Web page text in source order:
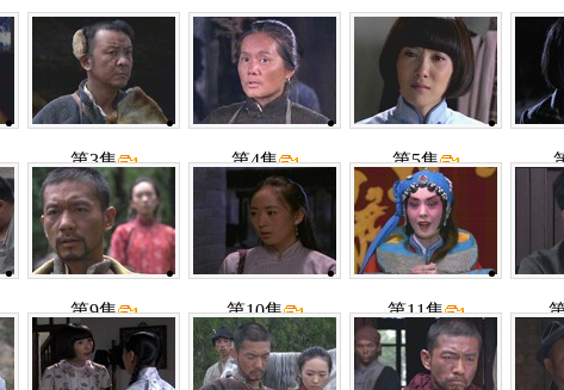
张永
第3集 第4集 第5集
第9集 第10集 第11集